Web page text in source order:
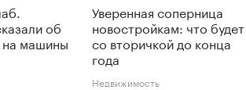
об
на машины
Уверенная соперница
новостройкам: что будет
со вторичкой до конца
года
Недвижимость